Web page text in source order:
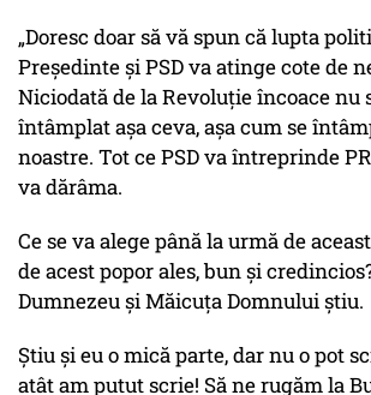
„Doresc doar să vă spun că lupta
Președinte și PSD va atinge cote de
Niciodată de la Revoluție încoace nu
întâmplat așa ceva, așa cum se
noastre. Tot ce PSD va întreprinde
va dărâma.
Ce se va alege până la urmă de
de acest popor ales, bun și
Dumnezeu și Măicuța Domnului știu.
Știu și eu o mică parte, dar nu o pot
atât am putut scrie! Să ne rugăm la